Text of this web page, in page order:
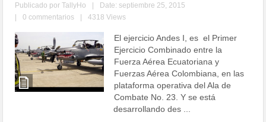
Publicado porTallyHo
Date: septiembre 25, 2015
0 commentarios 4318 Views
El ejercicio Andes I, es el Primer
Ejercicio Combinado entre la
Fuerza Aérea Ecuatoriana y
Fuerzas Aérea Colombiana, en las
plataforma operativa del Ala de
Combate No. 23. Y se está
desarrollando des ...